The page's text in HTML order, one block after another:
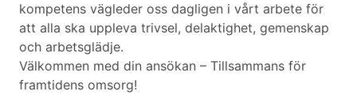
kompetens vägleder oss dagligen i vårt arbete för
att alla ska uppleva trivsel, delaktighet, gemenskap
och arbetsglädje.
Välkommen med din ansökan – Tillsammans för
framtidens omsorg!